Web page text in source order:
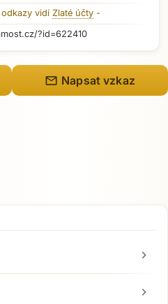
vidí Zlaté účty -
?id=622410
mail Napsat vzkaz
chevron_right
chevron_right